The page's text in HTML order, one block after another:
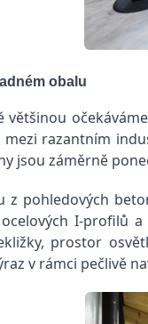
obalu
většinou
razantním
jsou záměrně
z pohledových
I-profilů
prostor
v rámci pečlivě